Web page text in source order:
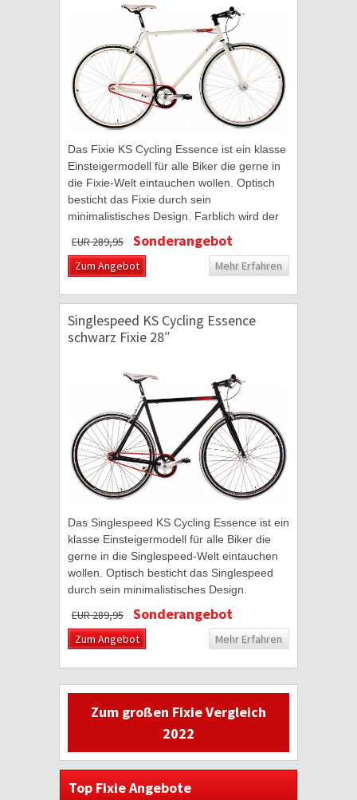
Das Fixie KS Cycling Essence ist ein klasse
Einsteigermodell für alle Biker die gerne in
die Fixie-Welt eintauchen wollen. Optisch
besticht das Fixie durch sein
minimalistisches Design. Farblich wird der
weiße Hochglanzlack des geschweißten...
EUR 289,95 Sonderangebot
Zum Angebot Mehr Erfahren
Singlespeed KS Cycling Essence
schwarz Fixie 28″
Das Singlespeed KS Cycling Essence ist ein
klasse Einsteigermodell für alle Biker die
gerne in die Singlespeed-Welt eintauchen
wollen. Optisch besticht das Singlespeed
durch sein minimalistisches Design.
EUR 289,95 Sonderangebot
Zum Angebot Mehr Erfahren
Zum großen Fixie Vergleich
2022
Top Fixie Angebote